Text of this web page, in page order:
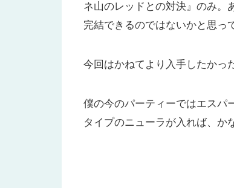
ネ山のレッドとの対決』のみ。
完結できるのではないかと思っ
今回はかねてより入手したかっ
僕の今のパーティーではエスパ
タイプのニューラが入れば、か